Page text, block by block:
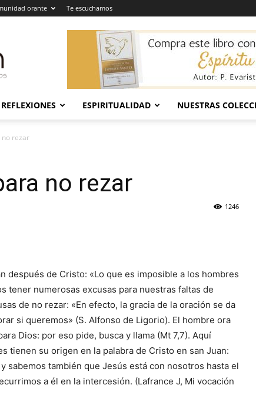
orante Te escuchamos
ESPIRITUALIDAD NUESTRAS
no rezar
no rezar
1246
después de Cristo: «Lo que es imposible a los hombres
tener numerosas excusas para nuestras faltas de
de no rezar: «En efecto, la gracia de la oración se da
si queremos» (S. Alfonso de Ligorio). El hombre ora
Dios: por eso pide, busca y llama (Mt 7,7). Aquí
tienen su origen en la palabra de Cristo en san Juan:
sabemos también que Jesús está con nosotros hasta el
a él en la intercesión. (Lafrance J, Mi vocación